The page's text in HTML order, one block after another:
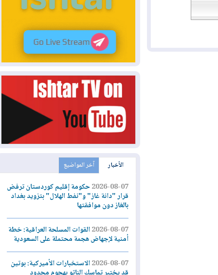
الأخبار آخر المواضيع
2026-08-07حكومة إقليم كوردستان ترفض
قرار "دانة غاز" و"نفط الهلال" بتزويد بغداد
بالغاز دون موافقتها
2026-08-07القوات المسلحة العراقية: خطة
أمنية لإجهاض هجمة محتملة على السعودية
2026-08-07الاستخبارات الأميركية: بوتين